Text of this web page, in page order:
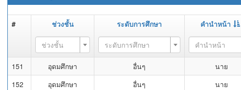
# ช่วงชั้น ระดับการศึกษา คำนำหน้า
ช่วงชั้น ระดับการศึกษา คำนำหน้า
151 อุดมศึกษา อื่นๆ นาย
152
อุดมศึกษา อื่นๆ นาย